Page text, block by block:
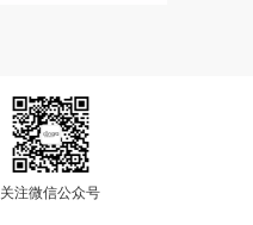
关注微信公众号